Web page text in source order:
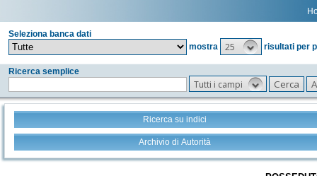
Seleziona banca dati
mostra
25 risultati per
Ricerca semplice
Tutti i campi
Ricerca su indici
Archivio di Autorità